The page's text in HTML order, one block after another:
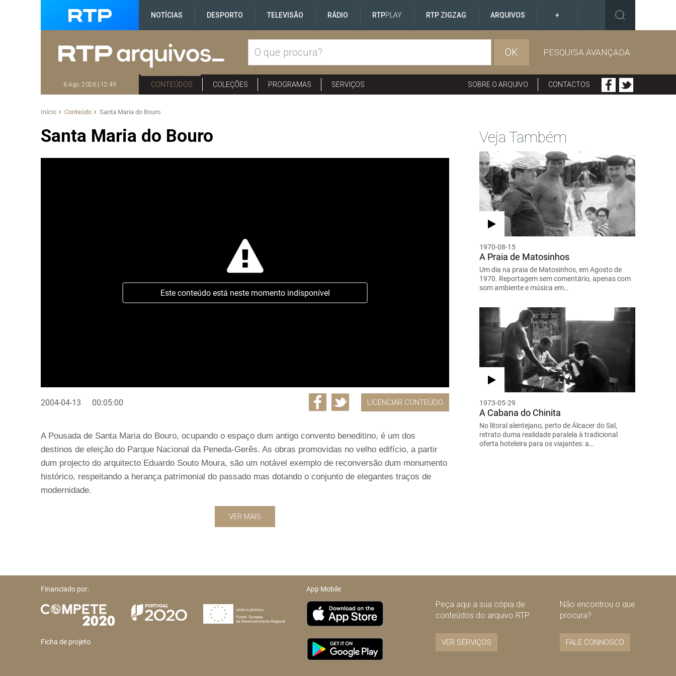
NOTÍCIAS DESPORTO TELEVISÃO RÁDIO RTPPLAY RTP ZIGZAG ARQUIVOS +
OK PESQUISA AVANÇADA
6 Ago. 2026 | 12:49 CONTEÚDOS COLEÇÕES PROGRAMAS SERVIÇOS SOBRE O ARQUIVO CONTACTOS
Início Conteúdo Santa Maria do Bouro
Santa Maria do Bouro
Este conteúdo está neste momento indisponível
2004-04-13 00:05:00 LICENCIAR CONTEÚDO
A Pousada de Santa Maria do Bouro, ocupando o espaço dum antigo convento beneditino, é um dos
destinos de eleição do Parque Nacional da Peneda-Gerês. As obras promovidas no velho edifício, a partir
dum projecto do arquitecto Eduardo Souto Moura, são um notável exemplo de reconversão dum monumento
histórico, respeitando a herança patrimonial do passado mas dotando o conjunto de elegantes traços de
modernidade.
VER MAIS
Veja Também
1970-08-15
A Praia de Matosinhos
Um dia na praia de Matosinhos, em Agosto de
1970. Reportagem sem comentário, apenas com
som ambiente e música em…
1973-05-29
A Cabana do Chinita
No litoral alentejano, perto de Álcacer do Sal,
retrato duma realidade paralela à tradicional
oferta hoteleira para os viajantes: a…
Financiado por:
Ficha de projeto
App Mobile
Peça aqui a sua cópia de
conteúdos do arquivo RTP
VER SERVIÇOS
Não encontrou o que
procura?
FALE CONNOSCO